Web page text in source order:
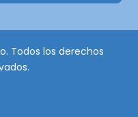
Todos los derechos